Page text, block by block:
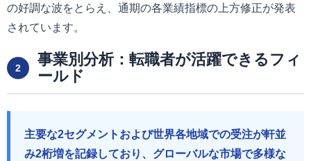
の好調な波をとらえ、通期の各業績指標の上方修正が発表
されています。
2
事業別分析：転職者が活躍できるフィ
ールド
主要な2セグメントおよび世界各地域での受注が軒並
み2桁増を記録しており、グローバルな市場で多様な